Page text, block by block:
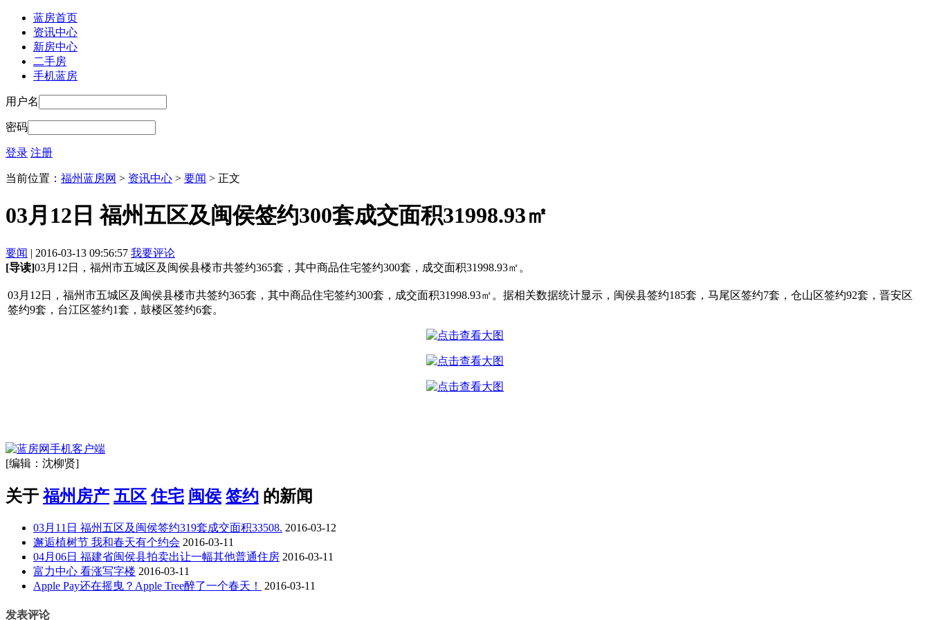
蓝房首页
资讯中心
新房中心
二手房
手机蓝房
用户名
密码
登录 注册
当前位置： 福州蓝房网 > 资讯中心 > 要闻 > 正文
03月12日 福州五区及闽侯签约300套成交面积31998.93㎡
要闻 | 2016-03-13 09:56:57 我要评论
[导读]03月12日，福州市五城区及闽侯县楼市共签约365套，其中商品住宅签约300套，成交面积31998.93㎡。
03月12日，福州市五城区及闽侯县楼市共签约365套，其中商品住宅签约300套，成交面积31998.93㎡。据相关数据统计显示，闽侯县签约185套，马尾区签约7套，仓山区签约92套，晋安区
签约9套，台江区签约1套，鼓楼区签约6套。
[编辑：沈柳贤]
关于 福州房产 五区 住宅 闽侯 签约 的新闻
03月11日 福州五区及闽侯签约319套成交面积33508. 2016-03-12
邂逅植树节 我和春天有个约会 2016-03-11
04月06日 福建省闽侯县拍卖出让一幅其他普通住房 2016-03-11
富力中心 看涨写字楼 2016-03-11
Apple Pay还在摇曳？Apple Tree醉了一个春天！
2016-03-11
发表评论